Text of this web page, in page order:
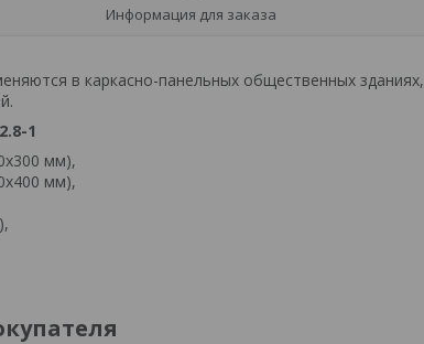
Информация для заказа
в каркасно-панельных общественных зданиях,
1
мм),
мм),